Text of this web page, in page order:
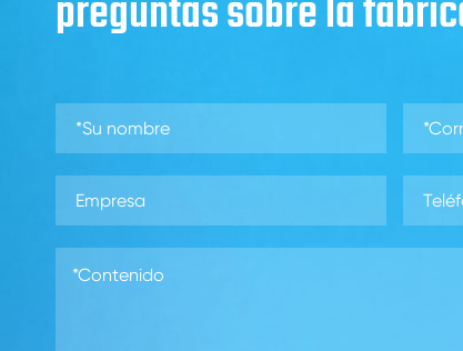
preguntas sobre la